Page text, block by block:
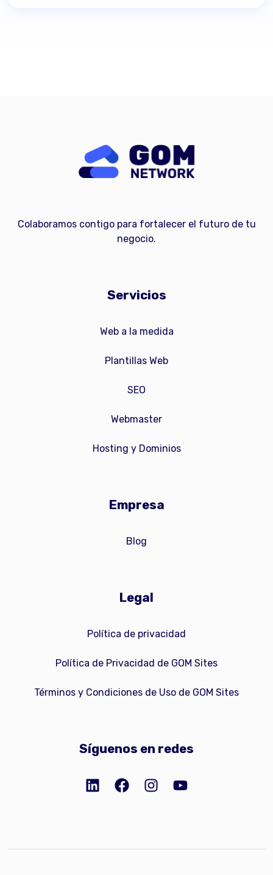
Colaboramos contigo para fortalecer el futuro de tu
negocio.
Servicios
Web a la medida
Plantillas Web
SEO
Webmaster
Hosting y Dominios
Empresa
Blog
Legal
Política de privacidad
Política de Privacidad de GOM Sites
Términos y Condiciones de Uso de GOM Sites
Síguenos en redes